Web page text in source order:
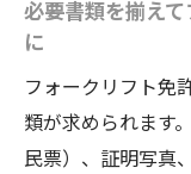
必要書類を揃え
に
フォークリフト免
類が求められます
民票）、証明写真